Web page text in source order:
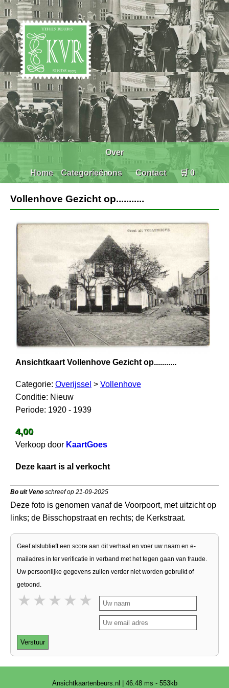
Home Categorieën
Over
ons Contact 🛒 0
Vollenhove Gezicht op...........
Ansichtkaart Vollenhove Gezicht op...........
Categorie: Overijssel > Vollenhove
Conditie: Nieuw
Periode: 1920 - 1939
4,00
Verkoop door KaartGoes
Deze kaart is al verkocht
Bo uit Veno schreef op 21-09-2025
Deze foto is genomen vanaf de Voorpoort, met uitzicht op
links; de Bisschopstraat en rechts; de Kerkstraat.
Geef alstublieft een score aan dit verhaal en voer uw naam en e-
mailadres in ter verificatie in verband met het tegen gaan van fraude.
Uw persoonlijke gegevens zullen verder niet worden gebruikt of
getoond.
5 stars
4 stars
3 stars
2 stars
1 star
Verstuur
Ansichtkaartenbeurs.nl | 46.48 ms - 553kb